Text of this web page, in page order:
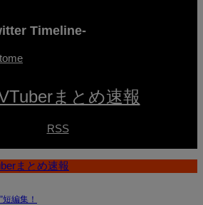
Timeline-
まとめ速報
RSS
まとめ速報
編集！